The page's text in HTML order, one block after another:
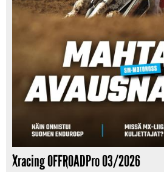
Xracing OFFROADPro 03/2026